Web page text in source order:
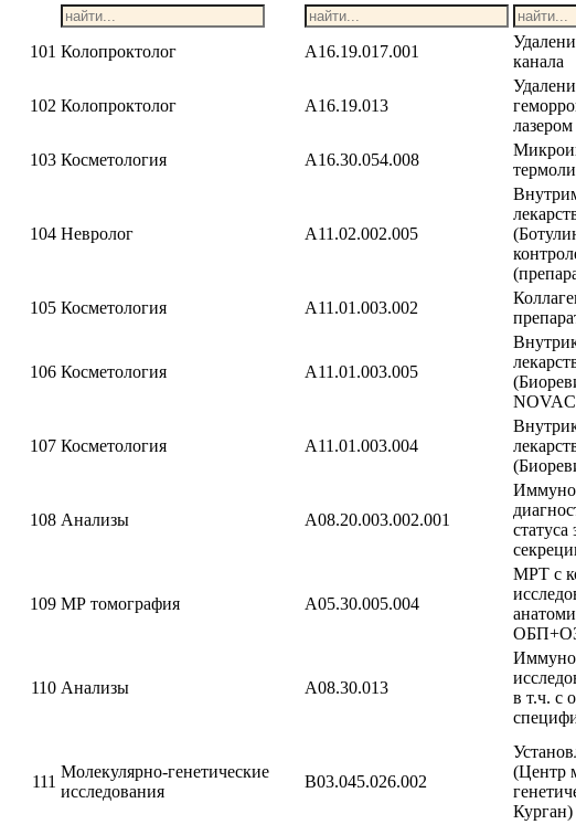
101 Колопроктолог A16.19.017.001
канала
102 Колопроктолог A16.19.013
лазером
103 Косметология A16.30.054.008
104 Невролог A11.02.002.005
105 Косметология A11.01.003.002
106 Косметология A11.01.003.005
107 Косметология A11.01.003.004
108 Анализы A08.20.003.002.001
109 МР томография A05.30.005.004
МРТ с
110 Анализы A08.30.013
в т.ч. с
111
Молекулярно-генетические
исследования
B03.045.026.002
(Центр
Курган)